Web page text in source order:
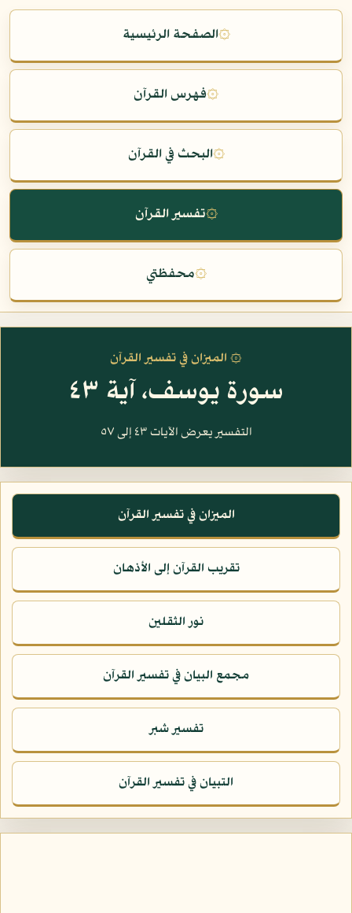
۞الصفحة الرئيسية
۞فهرس القرآن
۞البحث في القرآن
۞تفسير القرآن
۞محفظتي
۞ الميزان في تفسير القرآن
سورة يوسف، آية ٤٣
التفسير يعرض الآيات ٤٣ إلى ٥٧
الميزان في تفسير القرآن
تقريب القرآن إلى الأذهان
نور الثقلين
مجمع البيان في تفسير القرآن
تفسير شبر
التبيان في تفسير القرآن